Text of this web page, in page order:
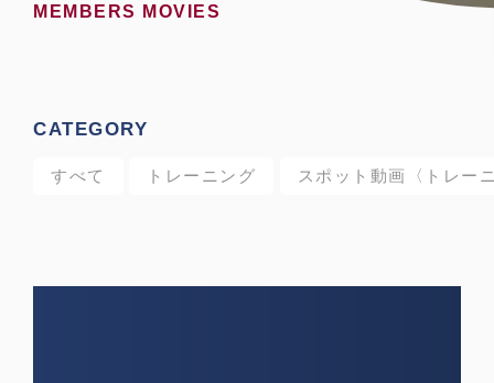
MEMBERS MOVIES
CATEGORY
すべて トレーニング スポット動画〈トレー